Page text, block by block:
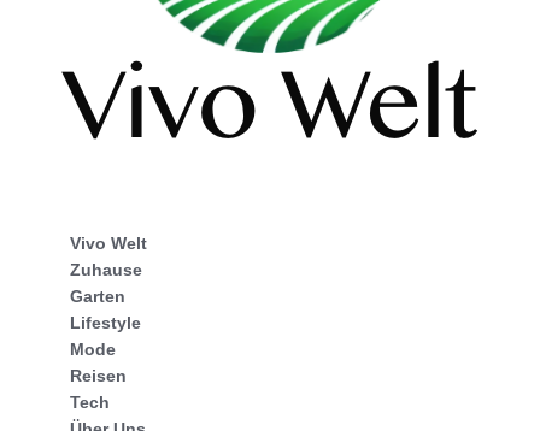
Vivo Welt
Zuhause
Garten
Lifestyle
Mode
Reisen
Tech